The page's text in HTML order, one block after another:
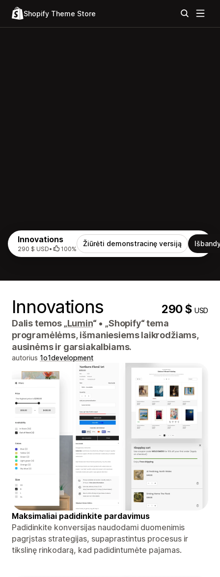
Shopify Theme Store
Innovations
290 $ USD• 100%
Žiūrėti demonstracinę versiją
Innovations 290 $USD
Dalis temos „Lumin“ • „Shopify“ tema
programėlėms, išmaniesiems laikrodžiams,
ausinėms ir garsiakalbiams.
autorius 1o1development
Maksimaliai padidinkite pardavimus
Padidinkite konversijas naudodami duomenimis
pagrįstas strategijas, supaprastintus procesus ir
tikslinę rinkodarą, kad padidintumėte pajamas.